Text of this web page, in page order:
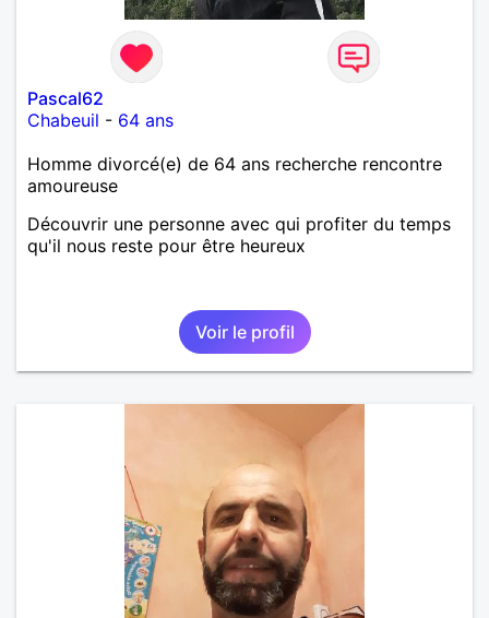
Pascal62
Chabeuil - 64 ans
Homme divorcé(e) de 64 ans recherche rencontre
amoureuse
Découvrir une personne avec qui profiter du temps
qu'il nous reste pour être heureux
Voir le profil